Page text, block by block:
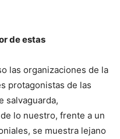
de estas
las organizaciones de la
protagonistas de las
salvaguarda,
lo nuestro, frente a un
se muestra lejano